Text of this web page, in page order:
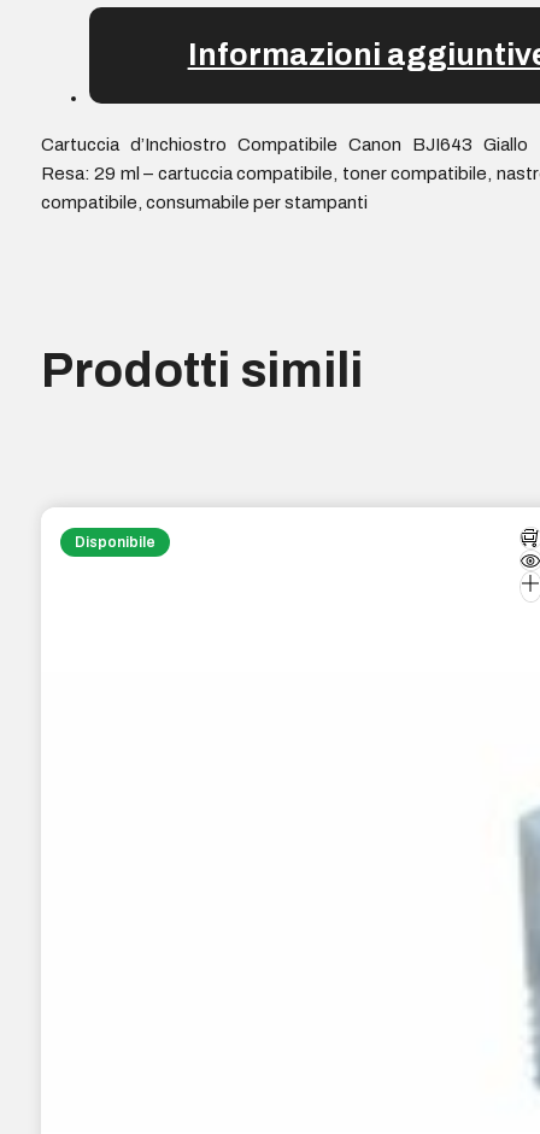
Informazioni
Cartuccia d’Inchiostro Compatibile Canon BJI643 Giallo
Resa: 29 ml – cartuccia compatibile, toner compatibile,
compatibile, consumabile per stampanti
Prodotti simili
Disponibile